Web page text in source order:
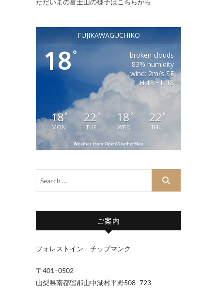
ただいまの富士山の様子はこちらから
FUJIKAWAGUCHIKO
18°
broken clouds
83% humidity
wind: 2m/s SE
H 18 • L 18
18 °
MON
22 °
TUE
18°
WED
22 °
THU
Weather from OpenWeatherMap
ご案内
フォレストイン チップマンク
〒401−0502
山梨県南都留郡山中湖村平野508−723